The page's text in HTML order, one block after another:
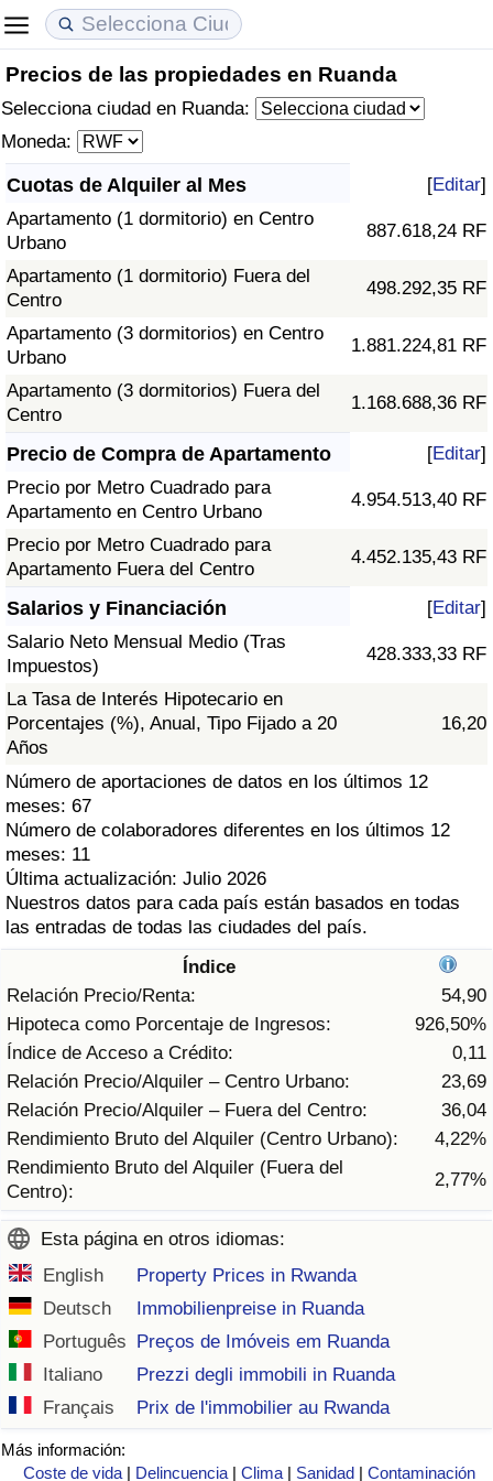
Precios de las propiedades en Ruanda
Selecciona ciudad en Ruanda:
Moneda:
Cuotas de Alquiler al Mes [Editar]
Apartamento (1 dormitorio) en Centro
Urbano
887.618,24 RF
Apartamento (1 dormitorio) Fuera del
Centro
498.292,35 RF
Apartamento (3 dormitorios) en Centro
Urbano
1.881.224,81 RF
Apartamento (3 dormitorios) Fuera del
Centro
1.168.688,36 RF
Precio de Compra de Apartamento [Editar]
Precio por Metro Cuadrado para
Apartamento en Centro Urbano
4.954.513,40 RF
Precio por Metro Cuadrado para
Apartamento Fuera del Centro
4.452.135,43 RF
Salarios y Financiación [Editar]
Salario Neto Mensual Medio (Tras
Impuestos)
428.333,33 RF
La Tasa de Interés Hipotecario en
Porcentajes (%), Anual, Tipo Fijado a 20
Años
16,20
Número de aportaciones de datos en los últimos 12
meses: 67
Número de colaboradores diferentes en los últimos 12
meses: 11
Última actualización: Julio 2026
Nuestros datos para cada país están basados en todas
las entradas de todas las ciudades del país.
Índice
Relación Precio/Renta:
54,90
Hipoteca como Porcentaje de Ingresos:
926,50%
Índice de Acceso a Crédito:
0,11
Relación Precio/Alquiler – Centro Urbano:
23,69
Relación Precio/Alquiler – Fuera del Centro:
36,04
Rendimiento Bruto del Alquiler (Centro Urbano):
4,22%
Rendimiento Bruto del Alquiler (Fuera del
Centro):
2,77%
Esta página en otros idiomas:
English
Property Prices in Rwanda
Deutsch
Immobilienpreise in Ruanda
Português Preços de Imóveis em Ruanda
Italiano
Prezzi degli immobili in Ruanda
Français
Prix de l'immobilier au Rwanda
Más información:
Coste de vida | Delincuencia |Clima | Sanidad |Contaminación
Coste de vida
Índice de Costo de Vida (Actual)
Índice de Costo de Vida
Índice de costo de vida por país
en aqaba
Precios de las propiedades
Índice de Precios de Inmuebles (Actual)
Índice de Precios de Inmuebles
Índice de Precios de Inmuebles por País
Calidad de Vida
Índice de Calidad de Vida
Índice de Calidad de Vida (Actual)
Índice de calidad de vida por país
Delincuencia
Calificación del Índice de Criminalidad
(Actual)
Índice de Criminalidad
Índice de criminalidad por país
Sanidad
Índice de Sanidad (Actual)
Índice de Sanidad
Índice de Sanidad por País
Contaminación
Índice de Contaminación (Actual)
Índice de contaminación
Índice de Contaminación por País
Tráfico
Índice de Tráfico
Índice de Tráfico (Actual)
Índice de Tráfico por País